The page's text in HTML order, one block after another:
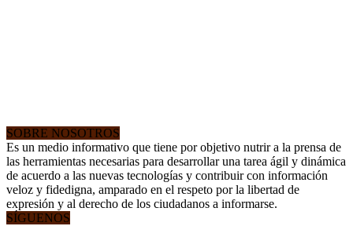
SOBRE NOSOTROS
Es un medio informativo que tiene por objetivo nutrir a la prensa de
las herramientas necesarias para desarrollar una tarea ágil y dinámica
de acuerdo a las nuevas tecnologías y contribuir con información
veloz y fidedigna, amparado en el respeto por la libertad de
expresión y al derecho de los ciudadanos a informarse.
SÍGUENOS